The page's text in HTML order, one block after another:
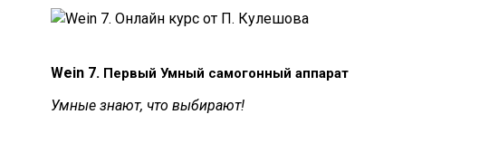
Wein 7. Первый Умный самогонный аппарат
Умные знают, что выбирают!